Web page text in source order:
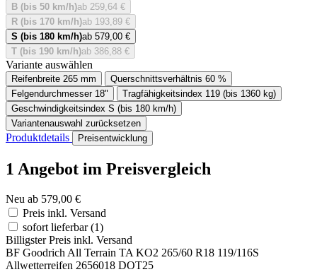
B (bis 50 km/h)ab 259,64 €
R (bis 170 km/h)ab 193,89 €
S (bis 180 km/h)ab 579,00 €
T (bis 190 km/h)ab 386,88 €
Variante auswählen
Reifenbreite 265 mm Querschnittsverhältnis 60 %
Felgendurchmesser 18" Tragfähigkeitsindex 119 (bis 1360 kg)
Geschwindigkeitsindex S (bis 180 km/h)
Variantenauswahl zurücksetzen
Produktdetails Preisentwicklung
1 Angebot im Preisvergleich
Neu ab 579,00 €
Preis inkl. Versand
sofort lieferbar(1)
Billigster Preis inkl. Versand
BF Goodrich All Terrain TA KO2 265/60 R18 119/116S
Allwetterreifen 2656018 DOT25